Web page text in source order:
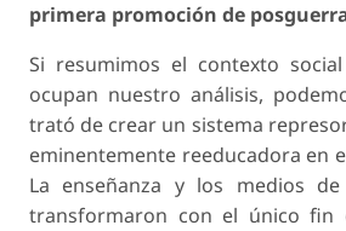
primera promoción de
Si resumimos el contexto
ocupan nuestro análisis,
trató de crear un sistema
eminentemente reeducadora en
La enseñanza y los medios
transformaron con el único fin